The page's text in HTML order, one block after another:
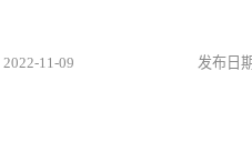
2022-11-09